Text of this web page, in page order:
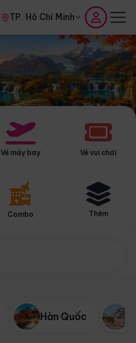
TP. Hồ Chí Minh
Vé máy bay Vé vui chơi
Combo Thêm
Hàn Quốc